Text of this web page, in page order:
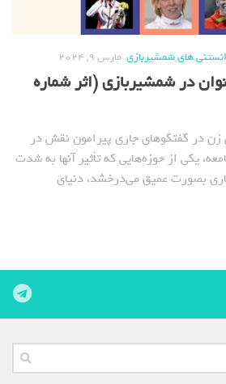
های شمشیربازی مارس 9, 2024
در شمشیربازی (اثر شماره
در گفتگوهای جاری پیرامون نقش در
یکی از حوزه‌هایی که تأثیر آنها به شدت
بصورت عمیق می‌درخشد، دنیای